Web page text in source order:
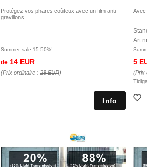
Protégez vos phares coûteux avec un film anti-
gravillons
Summer sale 15-50%!
de 14 EUR
(Prix ordinaire : 28 EUR)
Avec
Art
5
(Prix